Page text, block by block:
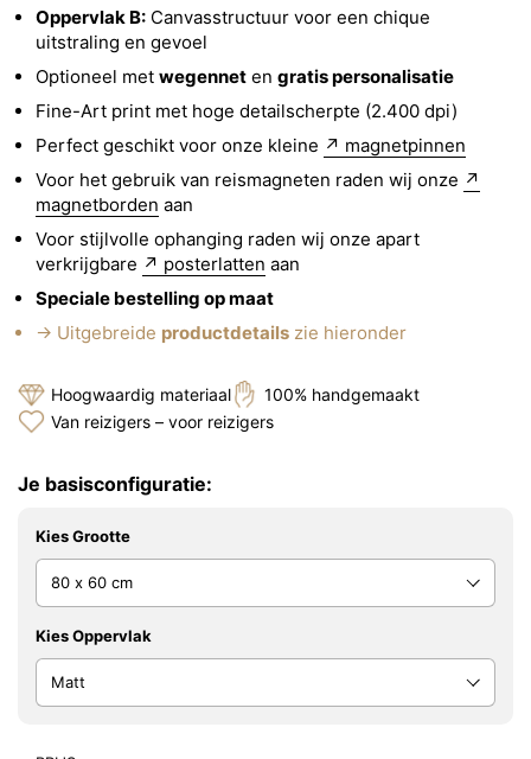
Oppervlak B: Canvasstructuur voor een chique
uitstraling en gevoel
Optioneel met wegennet en gratis personalisatie
Fine-Art print met hoge detailscherpte (2.400 dpi)
Perfect geschikt voor onze kleine ↗ magnetpinnen
Voor het gebruik van reismagneten raden wij onze ↗
magnetborden aan
Voor stijlvolle ophanging raden wij onze apart
verkrijgbare ↗ posterlatten aan
Speciale bestelling op maat
→ Uitgebreide productdetails zie hieronder
Hoogwaardig materiaal
100% handgemaakt
Van reizigers – voor reizigers
Je basisconfiguratie:
Kies Grootte
Kies Oppervlak